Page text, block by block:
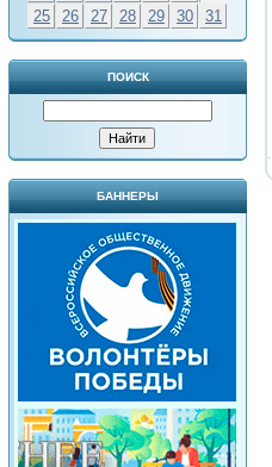
25
26 27 28 29 30 31
ПОИСК
БАННЕРЫ